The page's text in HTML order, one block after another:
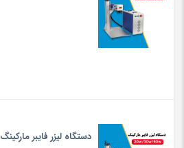
دستگاه لیزر فایبر مارکینگ